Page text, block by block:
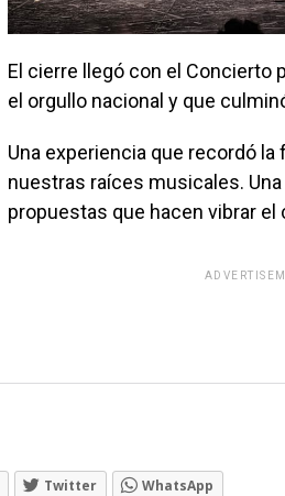
El cierre llegó con el Concierto
el orgullo nacional y que
Una experiencia que recordó
nuestras raíces musicales.
propuestas que hacen vibrar el
Twitter WhatsApp